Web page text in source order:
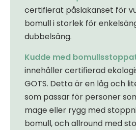
certifierat påslakanset för
bomull i storlek för
dubbelsäng.
Kudde med
innehåller certifierad
GOTS. Detta är en låg och
som passar för personer
mage eller rygg med
bomull, och allround med